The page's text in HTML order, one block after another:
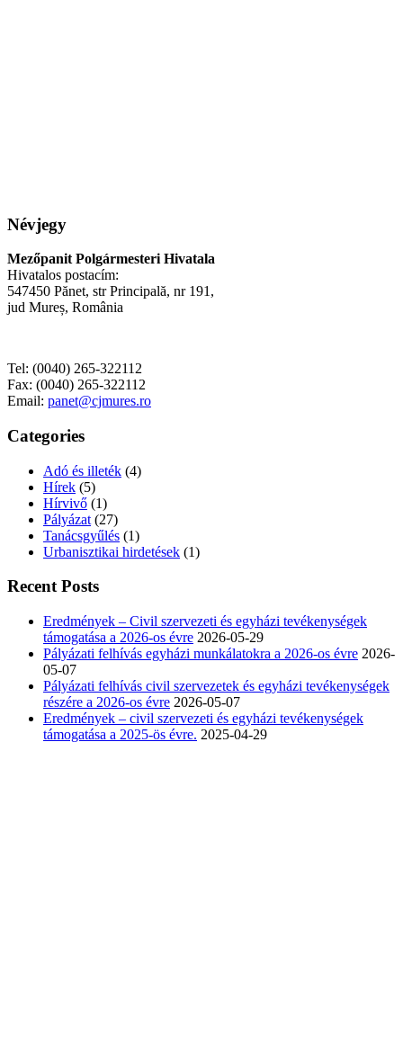
Névjegy
Mezőpanit Polgármesteri Hivatala
Hivatalos postacím:
547450 Pănet, str Principală, nr 191,
jud Mureș, România
Tel: (0040) 265-322112
Fax: (0040) 265-322112
Email: panet@cjmures.ro
Categories
Adó és illeték (4)
Hírek (5)
Hírvivő (1)
Pályázat (27)
Tanácsgyűlés (1)
Urbanisztikai hirdetések (1)
Recent Posts
Eredmények – Civil szervezeti és egyházi tevékenységek
támogatása a 2026-os évre 2026-05-29
Pályázati felhívás egyházi munkálatokra a 2026-os évre 2026-
05-07
Pályázati felhívás civil szervezetek és egyházi tevékenységek
részére a 2026-os évre 2026-05-07
Eredmények – civil szervezeti és egyházi tevékenységek
támogatása a 2025-ös évre. 2025-04-29